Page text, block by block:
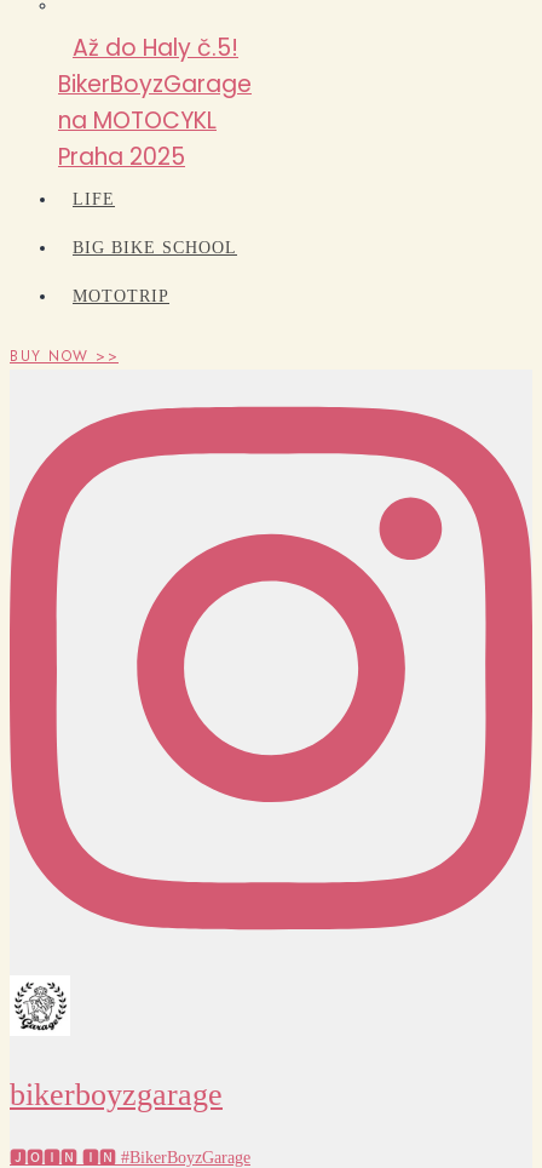
Až do Haly č.5!
BikerBoyzGarage
na MOTOCYKL
Praha 2025
LIFE
BIG BIKE SCHOOL
MOTOTRIP
BUY NOW >>
bikerboyzgarage
🅹🅾🅸🅽 🅸🅽 #BikerBoyzGarage